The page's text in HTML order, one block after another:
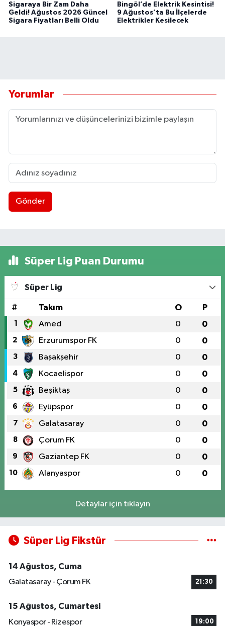
Sigaraya Bir Zam Daha
Geldi! Ağustos 2026 Güncel
Sigara Fiyatları Belli Oldu
Bingöl’de Elektrik Kesintisi!
9 Ağustos’ta Bu İlçelerde
Elektrikler Kesilecek
Yorumlar
Gönder
Süper Lig Puan Durumu
Süper Lig
# Takım O P
1 Amed 0 0
2 Erzurumspor FK 0 0
3 Başakşehir 0 0
4 Kocaelispor 0 0
5 Beşiktaş 0 0
6 Eyüpspor 0 0
7 Galatasaray 0 0
8 Çorum FK 0 0
9 Gaziantep FK 0 0
10 Alanyaspor 0 0
Detaylar için tıklayın
Süper Lig Fikstür
14 Ağustos, Cuma
Galatasaray - Çorum FK
21:30
15 Ağustos, Cumartesi
Konyaspor - Rizespor
19:00